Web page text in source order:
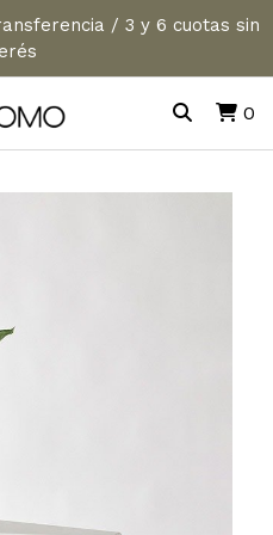
/ 3 y 6 cuotas sin
0